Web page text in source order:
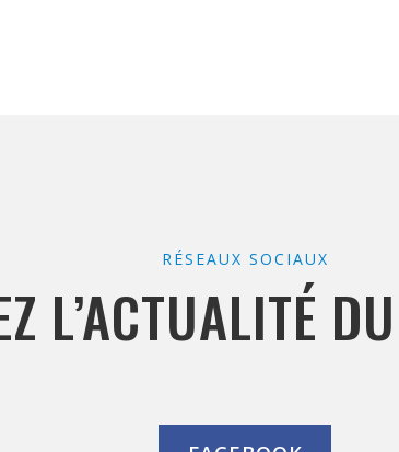
RÉSEAUX SOCIAUX
L’ACTUALITÉ